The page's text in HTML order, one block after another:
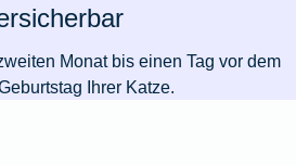
Monat bis einen Tag vor dem
Ihrer Katze.